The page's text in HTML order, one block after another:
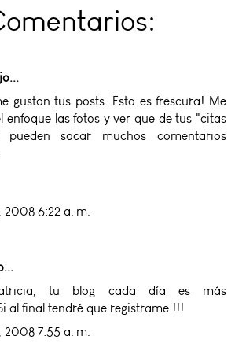
gustan tus posts. Esto es frescura! Me
enfoque las fotos y ver que de tus "citas
pueden sacar muchos comentarios
2008 6:22 a. m.
tu blog cada día es más
al final tendré que registrame !!!
2008 7:55 a. m.